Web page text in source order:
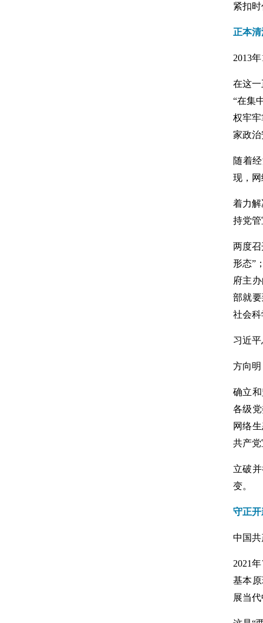
紧扣
正本
2013
在这
“在集
权牢
家政
随着
现，
着力
持党
两度
形态”
府主
部就
社会
习近
方向
确立
各级
网络
共产
立破
变。
守正
中国
2021
基本
展当